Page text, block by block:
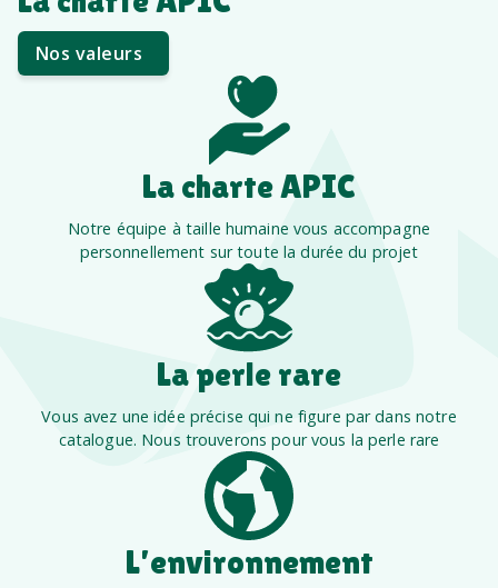
Nos valeurs
La charte APIC
Notre équipe à taille humaine vous accompagne
personnellement sur toute la durée du projet
La perle rare
Vous avez une idée précise qui ne figure par dans notre
catalogue. Nous trouverons pour vous la perle rare
L’environnement